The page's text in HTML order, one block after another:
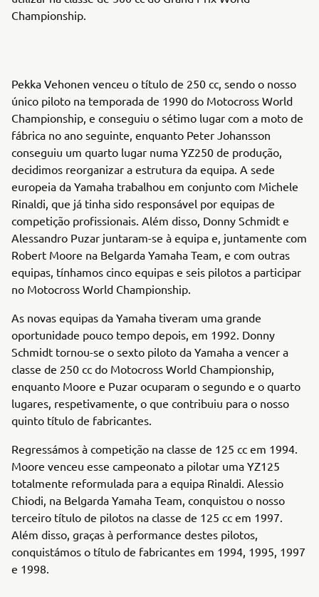
Championship.
Pekka Vehonen venceu o título de 250 cc, sendo o nosso
único piloto na temporada de 1990 do Motocross World
Championship, e conseguiu o sétimo lugar com a moto de
fábrica no ano seguinte, enquanto Peter Johansson
conseguiu um quarto lugar numa YZ250 de produção,
decidimos reorganizar a estrutura da equipa. A sede
europeia da Yamaha trabalhou em conjunto com Michele
Rinaldi, que já tinha sido responsável por equipas de
competição profissionais. Além disso, Donny Schmidt e
Alessandro Puzar juntaram-se à equipa e, juntamente com
Robert Moore na Belgarda Yamaha Team, e com outras
equipas, tínhamos cinco equipas e seis pilotos a participar
no Motocross World Championship.
As novas equipas da Yamaha tiveram uma grande
oportunidade pouco tempo depois, em 1992. Donny
Schmidt tornou-se o sexto piloto da Yamaha a vencer a
classe de 250 cc do Motocross World Championship,
enquanto Moore e Puzar ocuparam o segundo e o quarto
lugares, respetivamente, o que contribuiu para o nosso
quinto título de fabricantes.
Regressámos à competição na classe de 125 cc em 1994.
Moore venceu esse campeonato a pilotar uma YZ125
totalmente reformulada para a equipa Rinaldi. Alessio
Chiodi, na Belgarda Yamaha Team, conquistou o nosso
terceiro título de pilotos na classe de 125 cc em 1997.
Além disso, graças à performance destes pilotos,
conquistámos o título de fabricantes em 1994, 1995, 1997
e 1998.